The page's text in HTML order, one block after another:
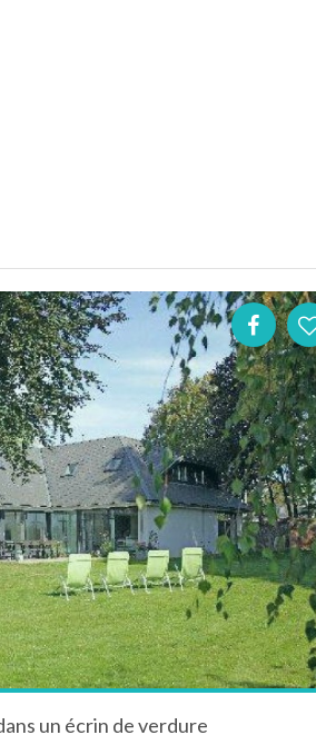
un écrin de verdure